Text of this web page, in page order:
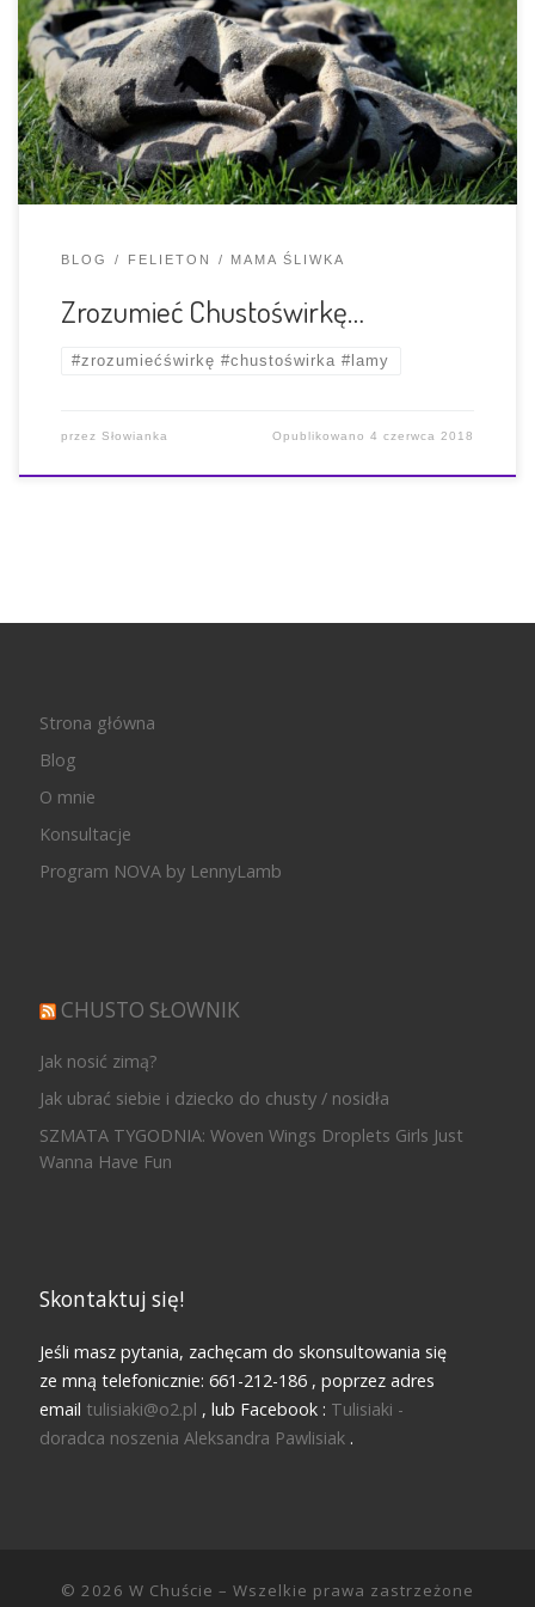
podstawowym różnicowaniu, na te, dla których motanie
to tylko sposób przemieszczania się z dzieckiem i wolne
ręce w wyjątkowych, sporadycznych sytuacjach; te,
którym pierwszy Pasiak wystarcza na cały okres
chustonoszenia i […]
BLOG FELIETON MAMA ŚLIWKA
Zrozumieć Chustoświrkę…
#zrozumiećświrkę #chustoświrka #lamy
przez Słowianka Opublikowano4 czerwca 2018
Strona główna
Blog
O mnie
Konsultacje
Program NOVA by LennyLamb
CHUSTO SŁOWNIK
Jak nosić zimą?
Jak ubrać siebie i dziecko do chusty / nosidła
SZMATA TYGODNIA: Woven Wings Droplets Girls Just
Wanna Have Fun
Skontaktuj się!
Jeśli masz pytania, zachęcam do skonsultowania się
ze mną telefonicznie: 661-212-186 , poprzez adres
email tulisiaki@o2.pl , lub Facebook : Tulisiaki -
doradca noszenia Aleksandra Pawlisiak .
© 2026 W Chuście – Wszelkie prawa zastrzeżone